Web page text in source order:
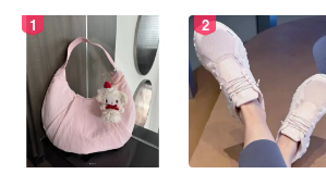
1 2